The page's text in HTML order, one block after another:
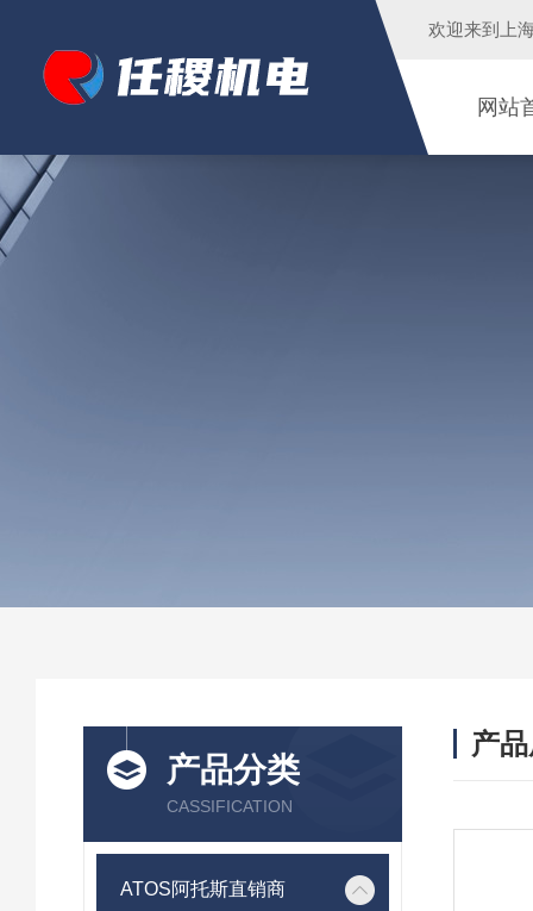
欢迎来到 上
网站
产品分类
CASSIFICATION
ATOS阿托斯直销商
产